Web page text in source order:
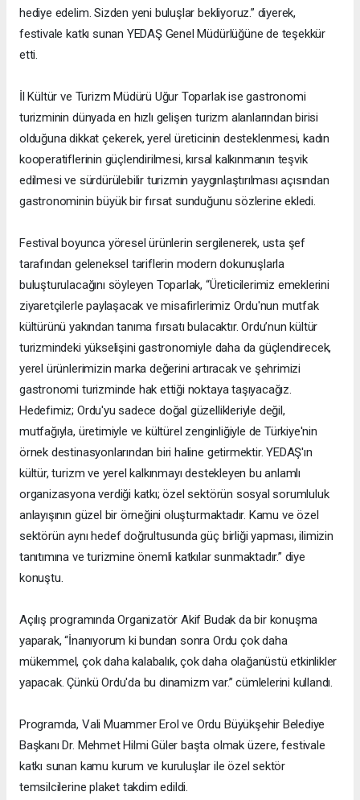
hediye edelim. Sizden yeni buluşlar bekliyoruz.” diyerek,
festivale katkı sunan YEDAŞ Genel Müdürlüğüne de teşekkür
etti.
İl Kültür ve Turizm Müdürü Uğur Toparlak ise gastronomi
turizminin dünyada en hızlı gelişen turizm alanlarından birisi
olduğuna dikkat çekerek, yerel üreticinin desteklenmesi, kadın
kooperatiflerinin güçlendirilmesi, kırsal kalkınmanın teşvik
edilmesi ve sürdürülebilir turizmin yaygınlaştırılması açısından
gastronominin büyük bir fırsat sunduğunu sözlerine ekledi.
Festival boyunca yöresel ürünlerin sergilenerek, usta şef
tarafından geleneksel tariflerin modern dokunuşlarla
buluşturulacağını söyleyen Toparlak, “Üreticilerimiz emeklerini
ziyaretçilerle paylaşacak ve misafirlerimiz Ordu'nun mutfak
kültürünü yakından tanıma fırsatı bulacaktır. Ordu’nun kültür
turizmindeki yükselişini gastronomiyle daha da güçlendirecek,
yerel ürünlerimizin marka değerini artıracak ve şehrimizi
gastronomi turizminde hak ettiği noktaya taşıyacağız.
Hedefimiz; Ordu'yu sadece doğal güzellikleriyle değil,
mutfağıyla, üretimiyle ve kültürel zenginliğiyle de Türkiye'nin
örnek destinasyonlarından biri haline getirmektir. YEDAŞ'ın
kültür, turizm ve yerel kalkınmayı destekleyen bu anlamlı
organizasyona verdiği katkı; özel sektörün sosyal sorumluluk
anlayışının güzel bir örneğini oluşturmaktadır. Kamu ve özel
sektörün aynı hedef doğrultusunda güç birliği yapması, ilimizin
tanıtımına ve turizmine önemli katkılar sunmaktadır.” diye
konuştu.
Açılış programında Organizatör Akif Budak da bir konuşma
yaparak, “İnanıyorum ki bundan sonra Ordu çok daha
mükemmel, çok daha kalabalık, çok daha olağanüstü etkinlikler
yapacak. Çünkü Ordu'da bu dinamizm var.” cümlelerini kullandı.
Programda, Vali Muammer Erol ve Ordu Büyükşehir Belediye
Başkanı Dr. Mehmet Hilmi Güler başta olmak üzere, festivale
katkı sunan kamu kurum ve kuruluşlar ile özel sektör
temsilcilerine plaket takdim edildi.